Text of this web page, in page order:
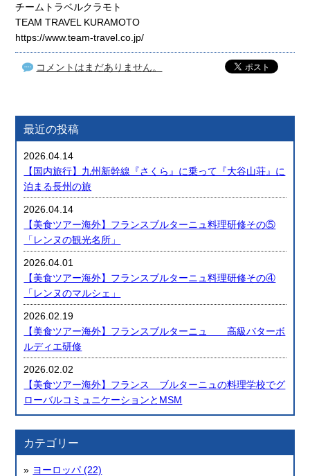
チームトラベルクラモト
TEAM TRAVEL KURAMOTO
https://www.team-travel.co.jp/
コメントはまだありません。
最近の投稿
2026.04.14
【国内旅行】九州新幹線『さくら』に乗って『大谷山荘』に
泊まる長州の旅
2026.04.14
【美食ツアー海外】フランスブルターニュ料理研修その⑤
「レンヌの観光名所」
2026.04.01
【美食ツアー海外】フランスブルターニュ料理研修その④
「レンヌのマルシェ」
2026.02.19
【美食ツアー海外】フランスブルターニュ 高級バターボ
ルディエ研修
2026.02.02
【美食ツアー海外】フランス ブルターニュの料理学校でグ
ローバルコミュニケーションとMSM
カテゴリー
ヨーロッパ (22)